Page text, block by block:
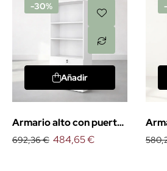
-30%
Añadir
Armario alto con puertas
bajas
692,36 € 484,65 €